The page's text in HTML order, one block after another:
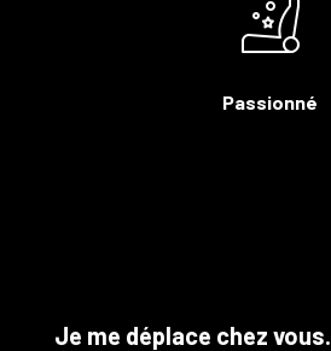
Passionné
Je me déplace chez vous.